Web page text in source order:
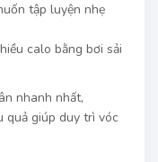
tập luyện nhẹ
calo bằng bơi sải
nhanh nhất,
quả giúp duy trì vóc